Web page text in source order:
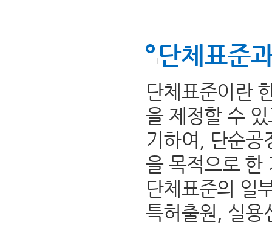
단체표준
단체표준이란
을 제정할 수
기하여, 단순공
을 목적으로 한
단체표준의 일
특허출원, 실용